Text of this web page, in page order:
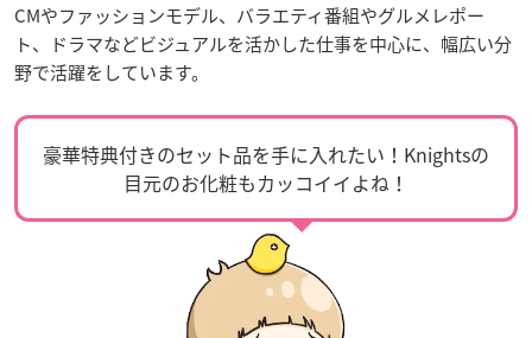
CMやファッションモデル、バラエティ番組やグルメレポー
ト、ドラマなどビジュアルを活かした仕事を中心に、幅広い分
野で活躍をしています。
豪華特典付きのセット品を手に入れたい！Knightsの
目元のお化粧もカッコイイよね！